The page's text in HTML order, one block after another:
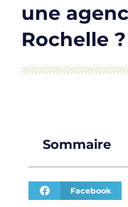
une
Rochelle ?
Sommaire
Facebook